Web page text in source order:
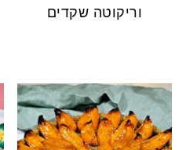
וריקוטה שקדים